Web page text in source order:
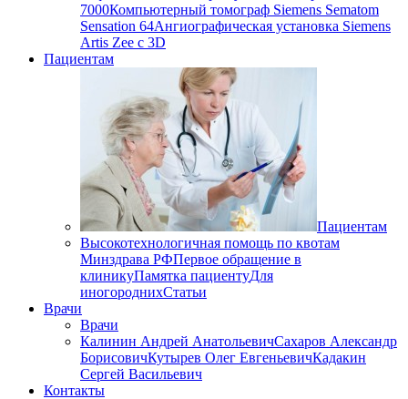
7000Компьютерный томограф Siemens Sematom
Sensation 64Ангиографическая установка Siemens
Artis Zee с 3D
Пациентам
Пациентам
Высокотехнологичная помощь по квотам
Минздрава РФПервое обращение в
клиникуПамятка пациентуДля
иногороднихСтатьи
Врачи
Врачи
Калинин Андрей АнатольевичСахаров Александр
БорисовичКутырев Олег ЕвгеньевичКадакин
Сергей Васильевич
Контакты